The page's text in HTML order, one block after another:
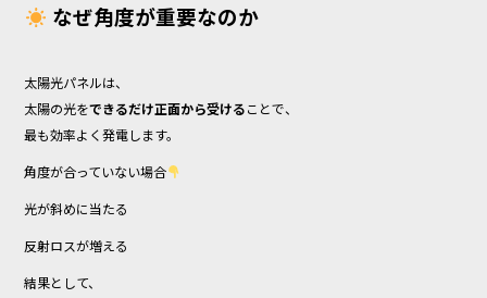
なぜ角度が重要なのか
太陽光パネルは、
太陽の光をできるだけ正面から受けることで、
最も効率よく発電します。
角度が合っていない場合
光が斜めに当たる
反射ロスが増える
結果として、